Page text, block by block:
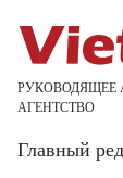
РУКОВОДЯЩЕЕ
АГЕНТСТВО
Главный